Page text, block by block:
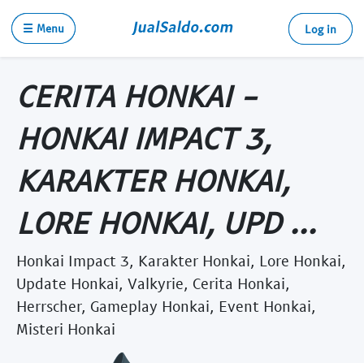
☰ Menu Log in
CERITA HONKAI -
HONKAI IMPACT 3,
KARAKTER HONKAI,
LORE HONKAI, UPD ...
Honkai Impact 3, Karakter Honkai, Lore Honkai,
Update Honkai, Valkyrie, Cerita Honkai,
Herrscher, Gameplay Honkai, Event Honkai,
Misteri Honkai